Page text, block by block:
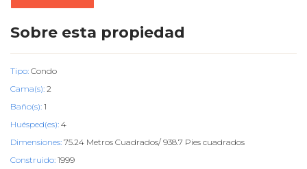
Sobre esta propiedad
Tipo: Condo
Cama(s): 2
Baño(s): 1
Huésped(es): 4
Dimensiones: 75.24 Metros Cuadrados/ 938.7 Pies cuadrados
Construido: 1999